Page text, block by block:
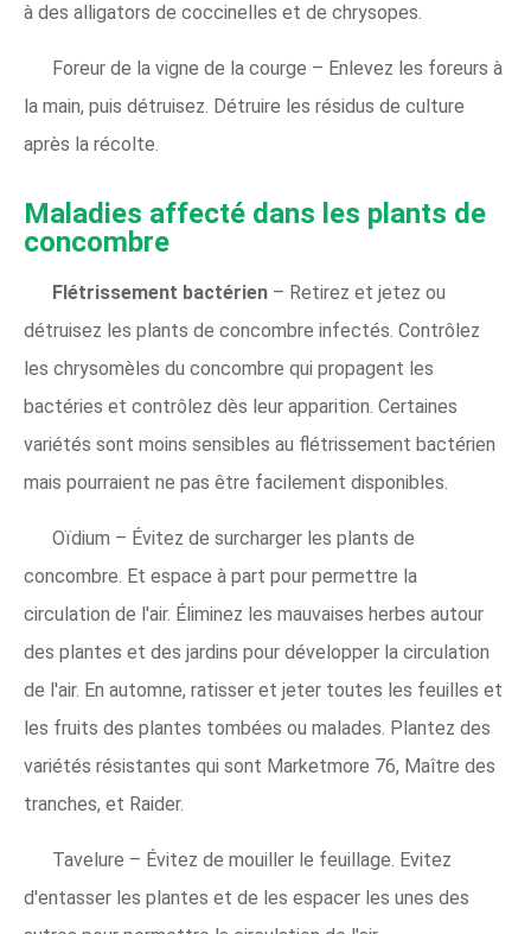
à des alligators de coccinelles et de chrysopes.
Foreur de la vigne de la courge – Enlevez les foreurs à
la main, puis détruisez. Détruire les résidus de culture
après la récolte.
Maladies affecté dans les plants de
concombre
Flétrissement bactérien – Retirez et jetez ou
détruisez les plants de concombre infectés. Contrôlez
les chrysomèles du concombre qui propagent les
bactéries et contrôlez dès leur apparition. Certaines
variétés sont moins sensibles au flétrissement bactérien
mais pourraient ne pas être facilement disponibles.
Oïdium – Évitez de surcharger les plants de
concombre. Et espace à part pour permettre la
circulation de l'air. Éliminez les mauvaises herbes autour
des plantes et des jardins pour développer la circulation
de l'air. En automne, ratisser et jeter toutes les feuilles et
les fruits des plantes tombées ou malades. Plantez des
variétés résistantes qui sont Marketmore 76, Maître des
tranches, et Raider.
Tavelure – Évitez de mouiller le feuillage. Evitez
d'entasser les plantes et de les espacer les unes des